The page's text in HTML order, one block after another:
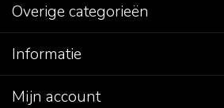
Overige categorieën
Informatie
Mijn account